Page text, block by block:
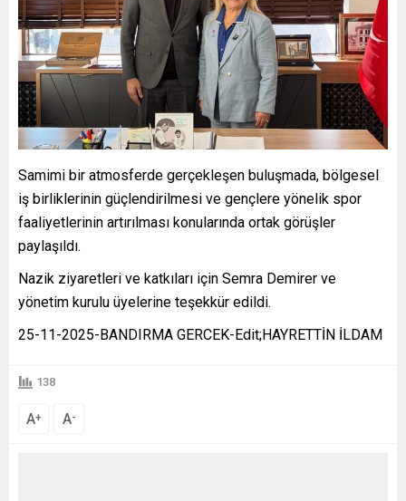
Samimi bir atmosferde gerçekleşen buluşmada, bölgesel
iş birliklerinin güçlendirilmesi ve gençlere yönelik spor
faaliyetlerinin artırılması konularında ortak görüşler
paylaşıldı.
Nazik ziyaretleri ve katkıları için Semra Demirer ve
yönetim kurulu üyelerine teşekkür edildi.
25-11-2025-BANDIRMA GERCEK-Edit;HAYRETTİN İLDAM
138
A+ A-